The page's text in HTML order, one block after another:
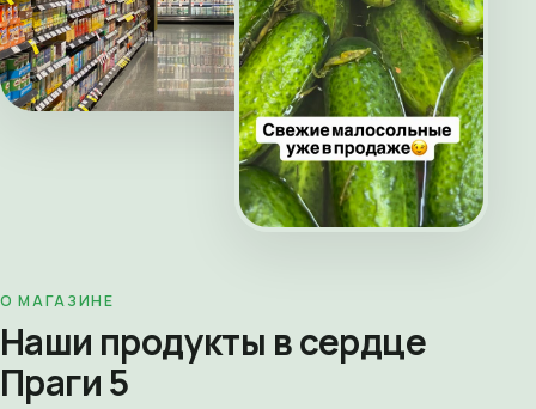
О МАГАЗИНЕ
Наши продукты в сердце
Праги 5